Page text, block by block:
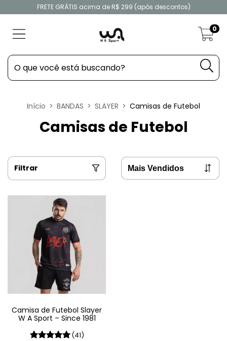
FRETE GRÁTIS acima de R$ 299 (após descontos)
0
Início > BANDAS > SLAYER > Camisas de Futebol
Camisas de Futebol
Filtrar
Camisa de Futebol Slayer
W A Sport – Since 1981
(41)